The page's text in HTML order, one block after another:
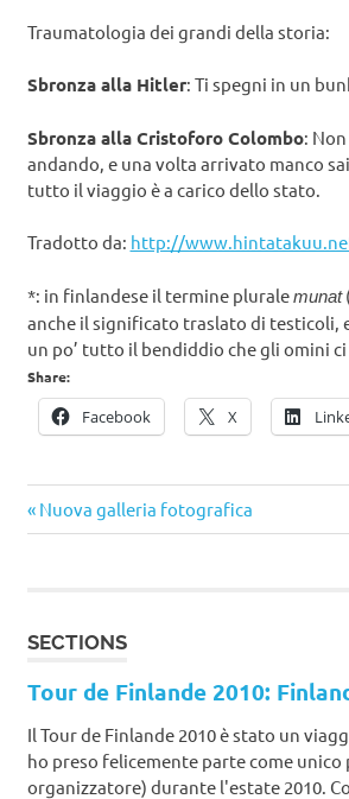
Traumatologia dei grandi della storia:
Sbronza alla Hitler: Ti spegni in un
Sbronza alla Cristoforo Colombo:
andando, e una volta arrivato manco
tutto il viaggio è a carico dello stato.
Tradotto da: http://
*: in finlandese il termine pluralemunat
anche il significato traslato di testicoli,
un po’ tutto il bendiddio che gli omini
Share:
Facebook X
Navigazione
articoli
Articolo
precedente:
Nuova galleria fotografica
SECTIONS
Tour de Finlande 2010:
Il Tour de Finlande 2010 è stato un
ho preso felicemente parte come unico
organizzatore) durante l'estate 2010.